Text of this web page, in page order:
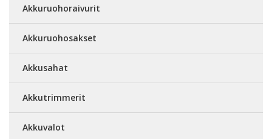
Akkuruohoraivurit
Akkuruohosakset
Akkusahat
Akkutrimmerit
Akkuvalot